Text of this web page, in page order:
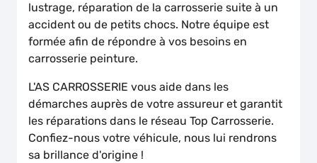
lustrage, réparation de la carrosserie suite à un
accident ou de petits chocs. Notre équipe est
formée afin de répondre à vos besoins en
carrosserie peinture.
L'AS CARROSSERIE vous aide dans les
démarches auprès de votre assureur et garantit
les réparations dans le réseau Top Carrosserie.
Confiez-nous votre véhicule, nous lui rendrons
sa brillance d'origine !